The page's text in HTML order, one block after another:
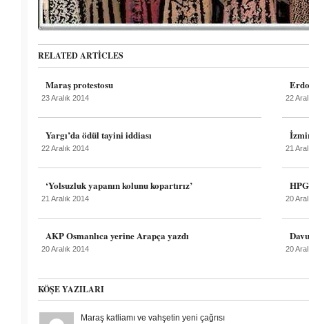
RELATED ARTICLES
Maraş protestosu
23 Aralık 2014 22
Yargı’da ödül tayini iddiası
22 Aralık 2014 21
‘Yolsuzluk yapanın kolunu kopartırız’
21 Aralık 2014 20
AKP Osmanlıca yerine Arapça yazdı
20 Aralık 2014 20
KÖŞE YAZILARI
Maraş katliamı ve vahşetin yeni çağrısı